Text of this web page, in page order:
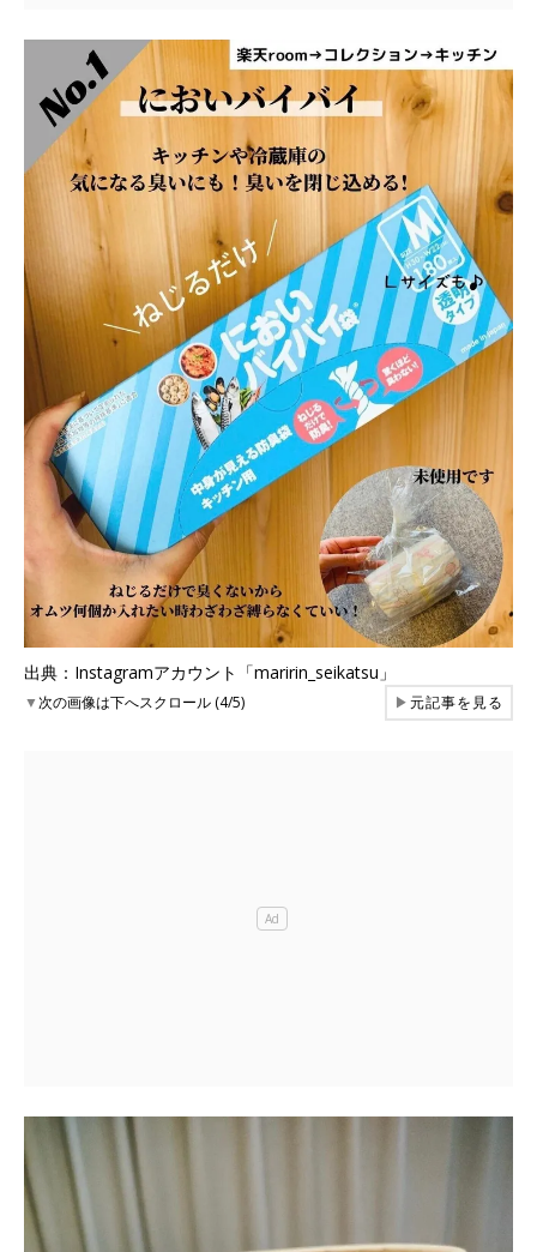
出典：Instagramアカウント「maririn_seikatsu」
▼次の画像は下へスクロール (4/5) ▶元記事を見る